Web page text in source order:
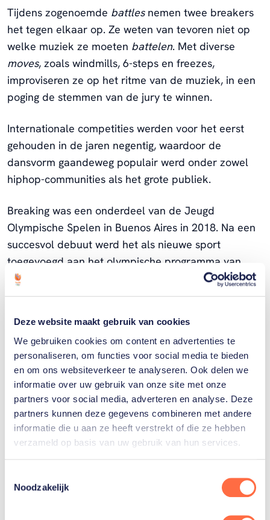
Deze website maakt gebruik van cookies
We gebruiken cookies om content en advertenties te
personaliseren, om functies voor social media te bieden
en om ons websiteverkeer te analyseren. Ook delen we
informatie over uw gebruik van onze site met onze
partners voor social media, adverteren en analyse. Deze
partners kunnen deze gegevens combineren met andere
informatie die u aan ze heeft verstrekt of die ze hebben
verzameld op basis van uw gebruik van hun services.
Noodzakelijk
Tijdens zogenoemde battlesnemen twee breakers
het tegen elkaar op. Ze weten van tevoren niet op
welke muziek ze moeten battelen. Met diverse
moves, zoals windmills, 6-steps en freezes,
improviseren ze op het ritme van de muziek, in een
poging de stemmen van de jury te winnen.
Internationale competities werden voor het eerst
gehouden in de jaren negentig, waardoor de
dansvorm gaandeweg populair werd onder zowel
hiphop-communities als het grote publiek.
Breaking was een onderdeel van de Jeugd
Olympische Spelen in Buenos Aires in 2018. Na een
succesvol debuut werd het als nieuwe sport
toegevoegd aan het olympische programma van
Parijs 2024.
twee evenementen: één voor B-boys en één voor B-
girls. Aan beide toernooien doen zestien breakers
mee. Met één vrouw (B-girl India) en twee mannen
(B-boy Menno en B-boy Lee) is TeamNL goed
vertegenwoordigd.